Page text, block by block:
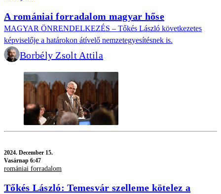
A romániai forradalom magyar hőse
MAGYAR ÖNRENDELKEZÉS – Tőkés László következetes
képviselője a határokon átívelő nemzetegyesítésnek is.
Borbély Zsolt Attila
2024. December 15.
Vasárnap 6:47
romániai forradalom
Tőkés László: Temesvár szelleme kötelez a